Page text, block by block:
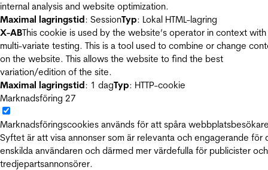
internal analysis and website optimization.
Maximal lagringstid: SessionTyp: Lokal HTML-lagring
X-ABThis cookie is used by the website’s operator in context with
multi-variate testing. This is a tool used to combine or change
on the website. This allows the website to find the best
variation/edition of the site.
Maximal lagringstid: 1 dagTyp: HTTP-cookie
Marknadsföring 27
Marknadsföringscookies används för att spåra
Syftet är att visa annonser som är relevanta och engagerande för
enskilda användaren och därmed mer värdefulla för publicister och
tredjepartsannonsörer.